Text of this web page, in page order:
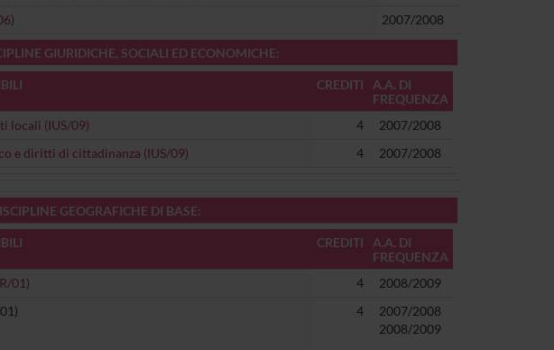
2007/2008
GIURIDICHE, SOCIALI ED ECONOMICHE:
CREDITI
A.A. DI
FREQUENZA
locali (IUS/09)
4
2007/2008
e diritti di cittadinanza (IUS/09)
4 2007/2008
GEOGRAFICHE DI BASE:
CREDITI
A.A. DI
FREQUENZA
01)
4
2008/2009
4
2007/2008
2008/2009